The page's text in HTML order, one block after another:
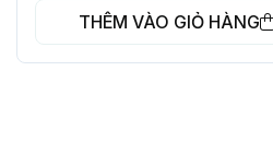
THÊM VÀO GIỎ HÀNG